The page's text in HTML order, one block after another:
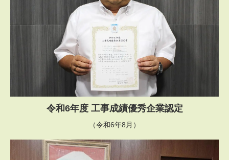
令和6年度 工事成績優秀企業認定
（令和6年8月）